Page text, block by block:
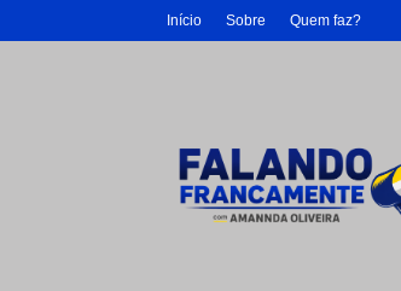
Início Sobre Quem faz?